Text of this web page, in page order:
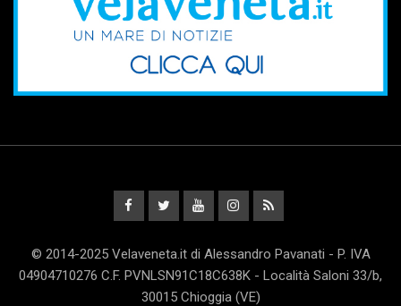
© 2014-2025 Velaveneta.it di Alessandro Pavanati - P. IVA
04904710276 C.F. PVNLSN91C18C638K - Località Saloni 33/b,
30015 Chioggia (VE)